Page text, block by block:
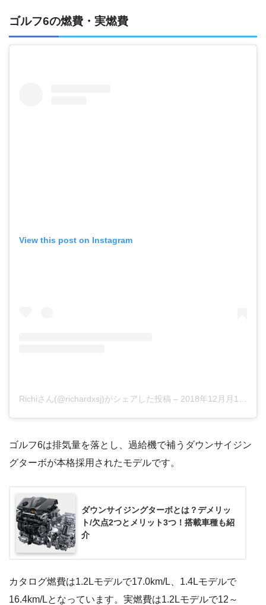
ゴルフ6の燃費・実燃費
View this post on Instagram
Richiさん(@richardxsj)がシェアした投稿 – 2018年12月月13日午後12時23分PST
ゴルフ6は排気量を落とし、過給機で補うダウンサイジン
グターボが本格採用されたモデルです。
ダウンサイジングターボとは？デメリッ
ト/欠点2つとメリット3つ！搭載車種も紹
介
カタログ燃費は1.2Lモデルで17.0km/L、1.4Lモデルで
16.4km/Lとなっています。実燃費は1.2Lモデルで12～